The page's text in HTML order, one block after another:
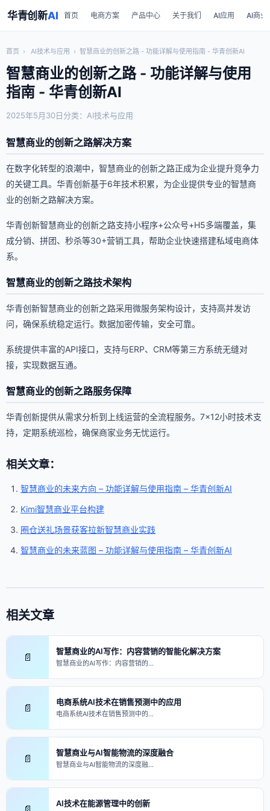
华青创新AI 首页 电商方案 产品中心 关于我们 AI应用 AI商业
首页 › AI技术与应用 › 智慧商业的创新之路 - 功能详解与使用指南 - 华青创新AI
智慧商业的创新之路 - 功能详解与使用
指南 - 华青创新AI
2025年5月30日分类：AI技术与应用
智慧商业的创新之路解决方案
在数字化转型的浪潮中，智慧商业的创新之路正成为企业提升竞争力
的关键工具。华青创新基于6年技术积累，为企业提供专业的智慧商
业的创新之路解决方案。
华青创新智慧商业的创新之路支持小程序+公众号+H5多端覆盖，集
成分销、拼团、秒杀等30+营销工具，帮助企业快速搭建私域电商体
系。
智慧商业的创新之路技术架构
华青创新智慧商业的创新之路采用微服务架构设计，支持高并发访
问，确保系统稳定运行。数据加密传输，安全可靠。
系统提供丰富的API接口，支持与ERP、CRM等第三方系统无缝对
接，实现数据互通。
智慧商业的创新之路服务保障
华青创新提供从需求分析到上线运营的全流程服务。7×12小时技术支
持，定期系统巡检，确保商家业务无忧运行。
相关文章：
智慧商业的未来方向 – 功能详解与使用指南 – 华青创新AI
Kimi智慧商业平台构建
圈仓送礼场景获客拉新智慧商业实践
智慧商业的未来蓝图 – 功能详解与使用指南 – 华青创新AI
相关文章
📄 智慧商业的AI写作：内容营销的智能化解决方案
智慧商业的AI写作：内容营销的…
📄 电商系统AI技术在销售预测中的应用
电商系统AI技术在销售预测中的…
📄 智慧商业与AI智能物流的深度融合
智慧商业与AI智能物流的深度融…
AI技术在能源管理中的创新